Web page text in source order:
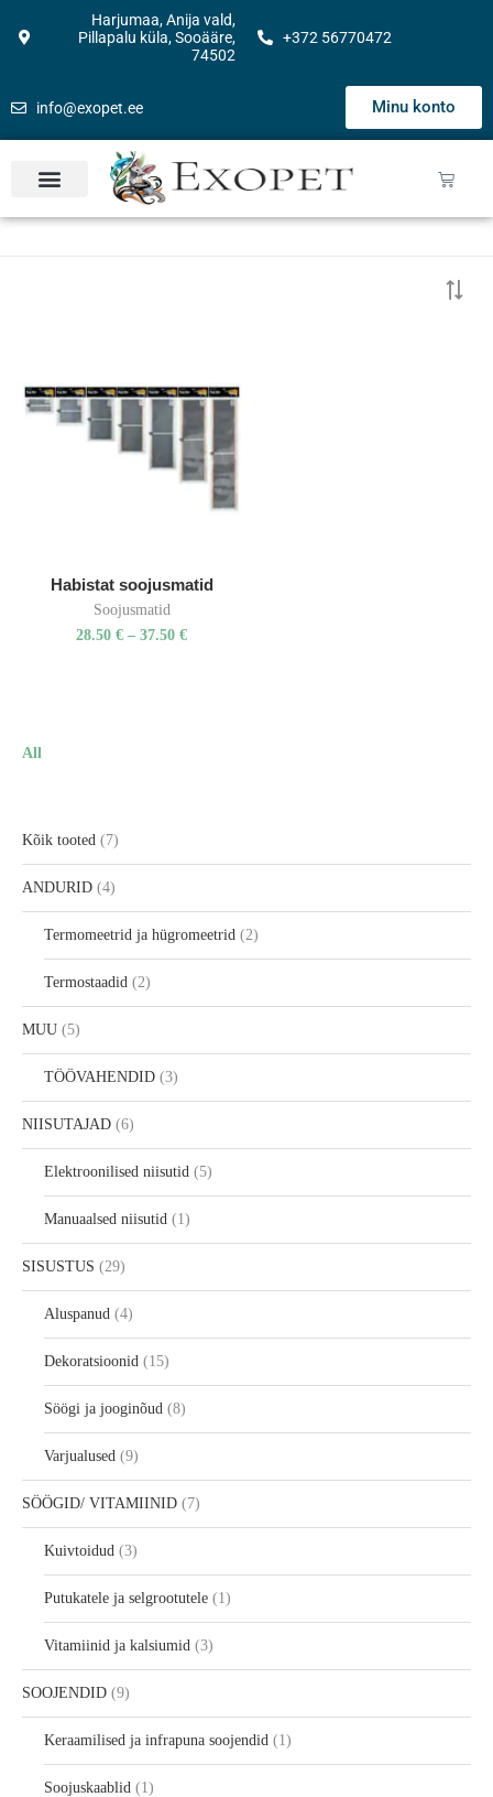
Harjumaa, Anija vald,
Pillapalu küla, Sooääre,
74502
+372 56770472
info@exopet.ee Minu konto
Habistat soojusmatid
Soojusmatid
28.50 € – 37.50 €
All
Kõik tooted 7
ANDURID 4
Termomeetrid ja hügromeetrid 2
Termostaadid 2
MUU 5
TÖÖVAHENDID 3
NIISUTAJAD 6
Elektroonilised niisutid 5
Manuaalsed niisutid 1
SISUSTUS 29
Aluspanud 4
Dekoratsioonid 15
Söögi ja jooginõud 8
Varjualused 9
SÖÖGID/ VITAMIINID 7
Kuivtoidud 3
Putukatele ja selgrootutele 1
Vitamiinid ja kalsiumid 3
SOOJENDID 9
Keraamilised ja infrapuna soojendid 1
Soojuskaablid 1